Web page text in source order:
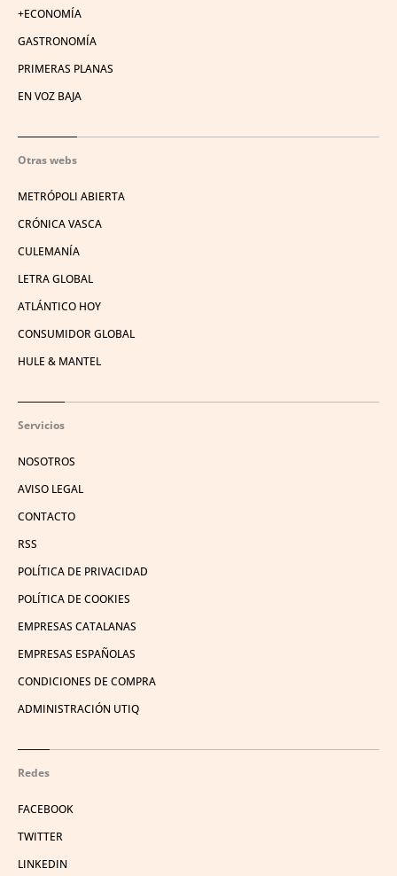
+ECONOMÍA
GASTRONOMÍA
PRIMERAS PLANAS
EN VOZ BAJA
Otras webs
METRÓPOLI ABIERTA
CRÓNICA VASCA
CULEMANÍA
LETRA GLOBAL
ATLÁNTICO HOY
CONSUMIDOR GLOBAL
HULE & MANTEL
Servicios
NOSOTROS
AVISO LEGAL
CONTACTO
RSS
POLÍTICA DE PRIVACIDAD
POLÍTICA DE COOKIES
EMPRESAS CATALANAS
EMPRESAS ESPAÑOLAS
CONDICIONES DE COMPRA
ADMINISTRACIÓN UTIQ
Redes
FACEBOOK
TWITTER
LINKEDIN